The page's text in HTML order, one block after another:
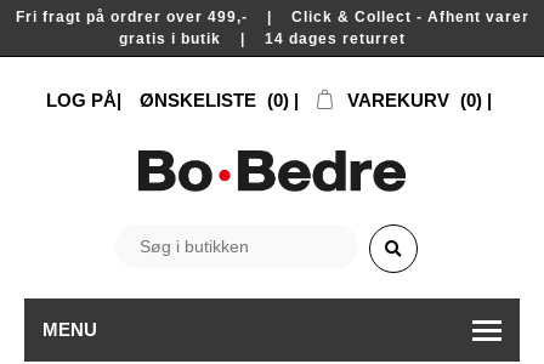
Fri fragt på ordrer over 499,- | Click & Collect - Afhent varer
gratis i butik | 14 dages returret
LOG PÅ ØNSKELISTE (0) VAREKURV (0)
MENU